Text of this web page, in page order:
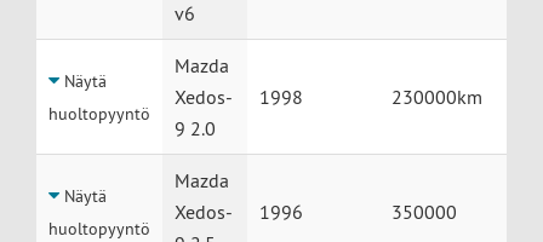
v6
Näytä
huoltopyyntö
Mazda
Xedos-
9 2.0
1998 230000km
Näytä
huoltopyyntö
Mazda
Xedos-
1996 350000